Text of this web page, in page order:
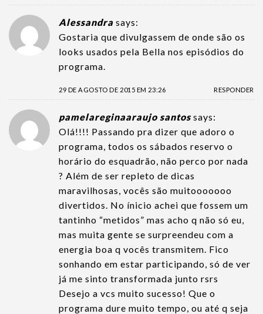
Alessandra says:
Gostaria que divulgassem de onde são os
looks usados pela Bella nos episódios do
programa.
29 DE AGOSTO DE 2015 EM 23:26 RESPONDER
pamelareginaaraujo santos says:
Olá!!!! Passando pra dizer que adoro o
programa, todos os sábados reservo o
horário do esquadrão, não perco por nada
? Além de ser repleto de dicas
maravilhosas, vocês são muitooooooo
divertidos. No ínicio achei que fossem um
tantinho “metidos” mas acho q não só eu,
mas muita gente se surpreendeu com a
energia boa q vocês transmitem. Fico
sonhando em estar participando, só de ver
já me sinto transformada junto rsrs
Desejo a vcs muito sucesso! Que o
programa dure muito tempo, ou até q seja